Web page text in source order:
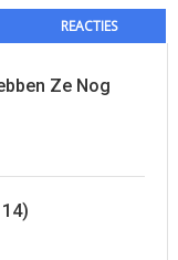
REACTIES
Ze Nog